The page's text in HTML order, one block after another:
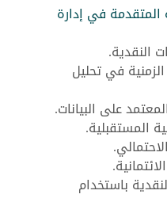
المتقدمة في إدارة
النقدية.
في تحليل
على البيانات.
المستقبلية.
باستخدام